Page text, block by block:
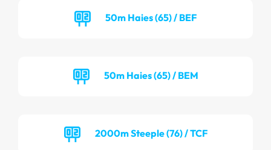
50m Haies (65) / BEF
50m Haies (65) / BEM
2000m Steeple (76) / TCF